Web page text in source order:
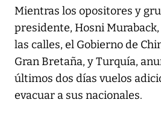
Mientras los opositores y
presidente, Hosni
las calles, el Gobierno de
Gran Bretaña, y Turquía,
últimos dos días vuelos
evacuar a sus nacionales.